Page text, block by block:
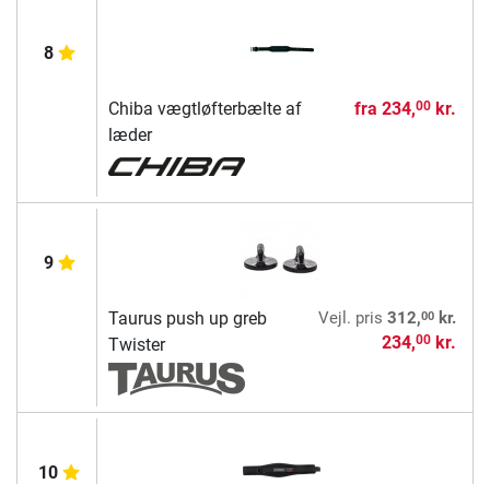
8
Chiba vægtløfterbælte af
læder
fra 234,00kr.
9
Taurus push up greb
Twister
Vejl. pris 312,00kr.
234,00kr.
10